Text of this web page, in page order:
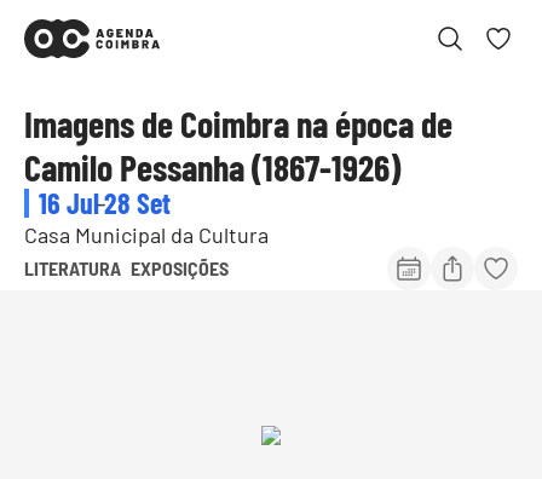
Imagens de Coimbra na época de
Camilo Pessanha (1867-1926)
16 Jul-28 Set
Casa Municipal da Cultura
LITERATURA EXPOSIÇÕES